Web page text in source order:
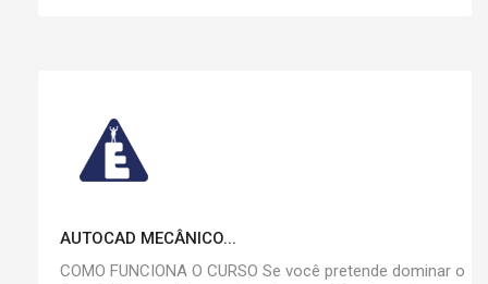
AUTOCAD MECÂNICO...
COMO FUNCIONA O CURSO Se você pretende dominar o